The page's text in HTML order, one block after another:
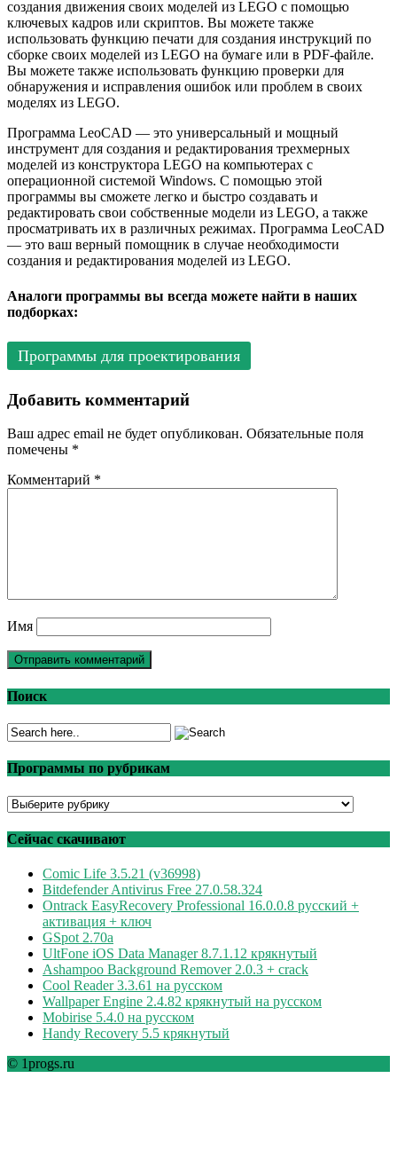
создания движения своих моделей из LEGO с помощью
ключевых кадров или скриптов. Вы можете также
использовать функцию печати для создания инструкций по
сборке своих моделей из LEGO на бумаге или в PDF-файле.
Вы можете также использовать функцию проверки для
обнаружения и исправления ошибок или проблем в своих
моделях из LEGO.
Программа LeoCAD — это универсальный и мощный
инструмент для создания и редактирования трехмерных
моделей из конструктора LEGO на компьютерах с
операционной системой Windows. С помощью этой
программы вы сможете легко и быстро создавать и
редактировать свои собственные модели из LEGO, а также
просматривать их в различных режимах. Программа LeoCAD
— это ваш верный помощник в случае необходимости
создания и редактирования моделей из LEGO.
Аналоги программы вы всегда можете найти в наших
подборках:
Программы для проектирования
Добавить комментарий
Ваш адрес email не будет опубликован. Обязательные поля
помечены *
Комментарий *
Имя
Поиск
Программы по рубрикам
Программы
рубрикам
Сейчас скачивают
Comic Life 3.5.21 (v36998)
Bitdefender Antivirus Free 27.0.58.324
Ontrack EasyRecovery Professional 16.0.0.8 русский +
активация + ключ
GSpot 2.70a
UltFone iOS Data Manager 8.7.1.12 крякнутый
Ashampoo Background Remover 2.0.3 + crack
Cool Reader 3.3.61 на русском
Wallpaper Engine 2.4.82 крякнутый на русском
Mobirise 5.4.0 на русском
Handy Recovery 5.5 крякнутый
© 1progs.ru